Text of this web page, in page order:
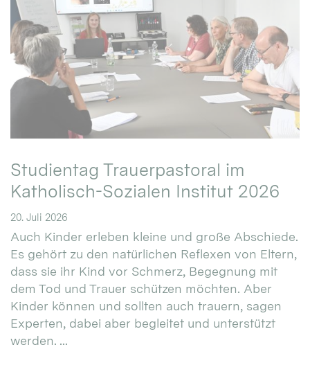
Studientag Trauerpastoral im
Katholisch-Sozialen Institut 2026
20. Juli 2026
Auch Kinder erleben kleine und große Abschiede.
Es gehört zu den natürlichen Reflexen von Eltern,
dass sie ihr Kind vor Schmerz, Begegnung mit
dem Tod und Trauer schützen möchten. Aber
Kinder können und sollten auch trauern, sagen
Experten, dabei aber begleitet und unterstützt
werden. ...